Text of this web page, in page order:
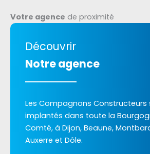
Votre agence de proximité
Découvrir
Notre agence
Les Compagnons Constructeurs
implantés dans toute la
Comté, à Dijon, Beaune,
Auxerre et Dôle.